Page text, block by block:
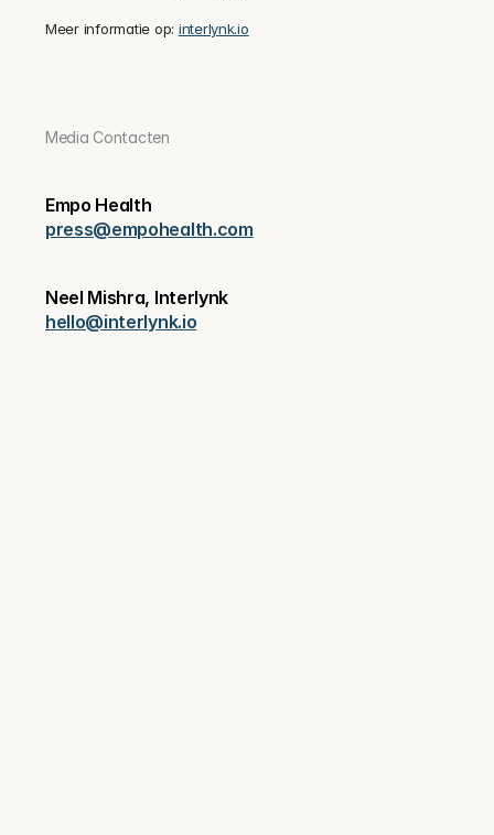
Meer informatie op: interlynk.io
Media Contacten
Empo Health
press@empohealth.com
Neel Mishra, Interlynk
hello@interlynk.io